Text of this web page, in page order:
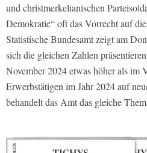
und christmerkelianischen
Demokratie“ oft das Vorrecht auf
Statistische Bundesamt zeigt am
sich die gleichen Zahlen
November 2024 etwas höher als im
Erwerbstätigen im Jahr 2024 auf
behandelt das Amt das gleiche